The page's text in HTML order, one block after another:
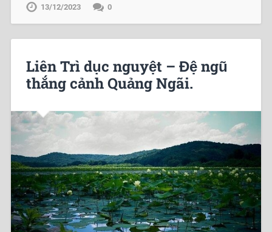
13/12/2023 0
Liên Trì dục nguyệt – Đệ ngũ
thắng cảnh Quảng Ngãi.